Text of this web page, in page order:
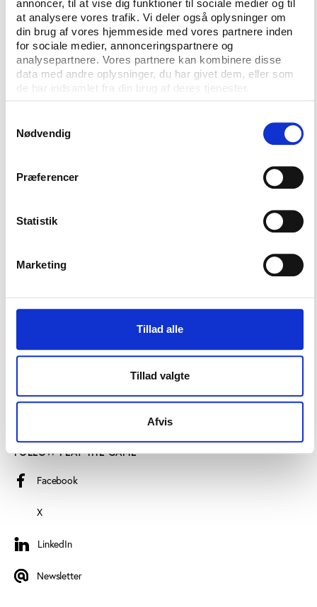
annoncer, til at vise dig funktioner til sociale medier og til
at analysere vores trafik. Vi deler også oplysninger om
din brug af vores hjemmeside med vores partnere inden
for sociale medier, annonceringspartnere og
analysepartnere. Vores partnere kan kombinere disse
data med andre oplysninger, du har givet dem, eller som
de har indsamlet fra din brug af deres tjenester.
Nødvendig
Præferencer
Statistik
Marketing
Tillad alle
Tillad valgte
Afvis
Vester Allé 8B, 3.
info@playthegame.org
SEE ALSO
Privacy policy
Certificate of accessibility (Danish)
Cookie declaration
FOLLOW PLAY THE GAME
Facebook
X
LinkedIn
LinkedIn
Newsletter
Newsletter